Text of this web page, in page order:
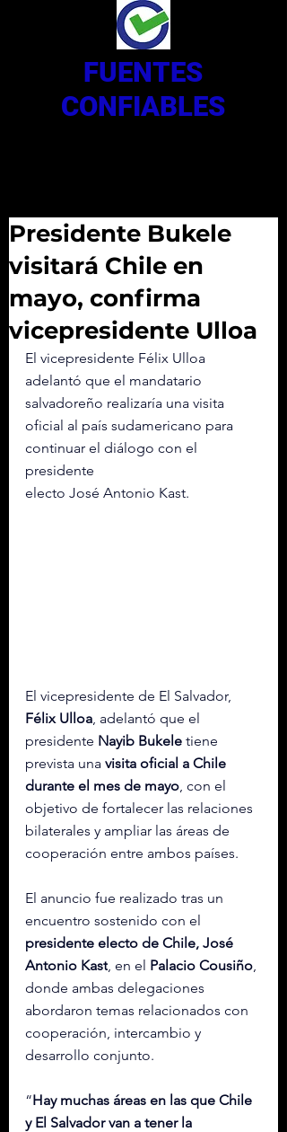
FUENTES
CONFIABLES
Presidente Bukele
visitará Chile en
mayo, confirma
vicepresidente Ulloa
El vicepresidente Félix Ulloa
adelantó que el mandatario
salvadoreño realizaría una visita
oficial al país sudamericano para
continuar el diálogo con el
presidente
electo José Antonio Kast.
El vicepresidente de El Salvador,
Félix Ulloa, adelantó que el
presidente Nayib Bukele tiene
prevista una visita oficial a Chile
durante el mes de mayo, con el
objetivo de fortalecer las relaciones
bilaterales y ampliar las áreas de
cooperación entre ambos países.
El anuncio fue realizado tras un
encuentro sostenido con el
presidente electo de Chile, José
Antonio Kast, en el Palacio Cousiño,
donde ambas delegaciones
abordaron temas relacionados con
cooperación, intercambio y
desarrollo conjunto.
“Hay muchas áreas en las que Chile
y El Salvador van a tener la